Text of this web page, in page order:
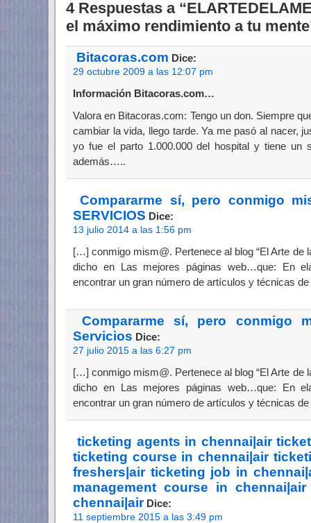
4 Respuestas a
el máximo rendimiento a tu
Bitacoras.com Dice:
29 octubre 2009 a las 12:07 pm
Información Bitacoras.com…
Valora en Bitacoras.com: Tengo un don. Siempre
cambiar la vida, llego tarde. Ya me pasó al nacer,
yo fue el parto 1.000.000 del hospital y tiene un
además…..
Compararme sí, pero conmigo
SERVICIOS Dice:
13 julio 2014 a las 1:56 pm
[…] conmigo mism@. Pertenece al blog “El Arte de
dicho en Las mejores páginas web…que: En
encontrar un gran número de artículos y técnicas
Compararme sí, pero conmigo
Servicios Dice:
27 julio 2015 a las 6:27 pm
[…] conmigo mism@. Pertenece al blog “El Arte de
dicho en Las mejores páginas web…que: En
encontrar un gran número de artículos y técnicas
ticketing agents in chennai|air
ticketing course in chennai|air
freshers|air ticketing job in
management course in
chennai|airDice:
11 septiembre 2015 a las 3:49 pm